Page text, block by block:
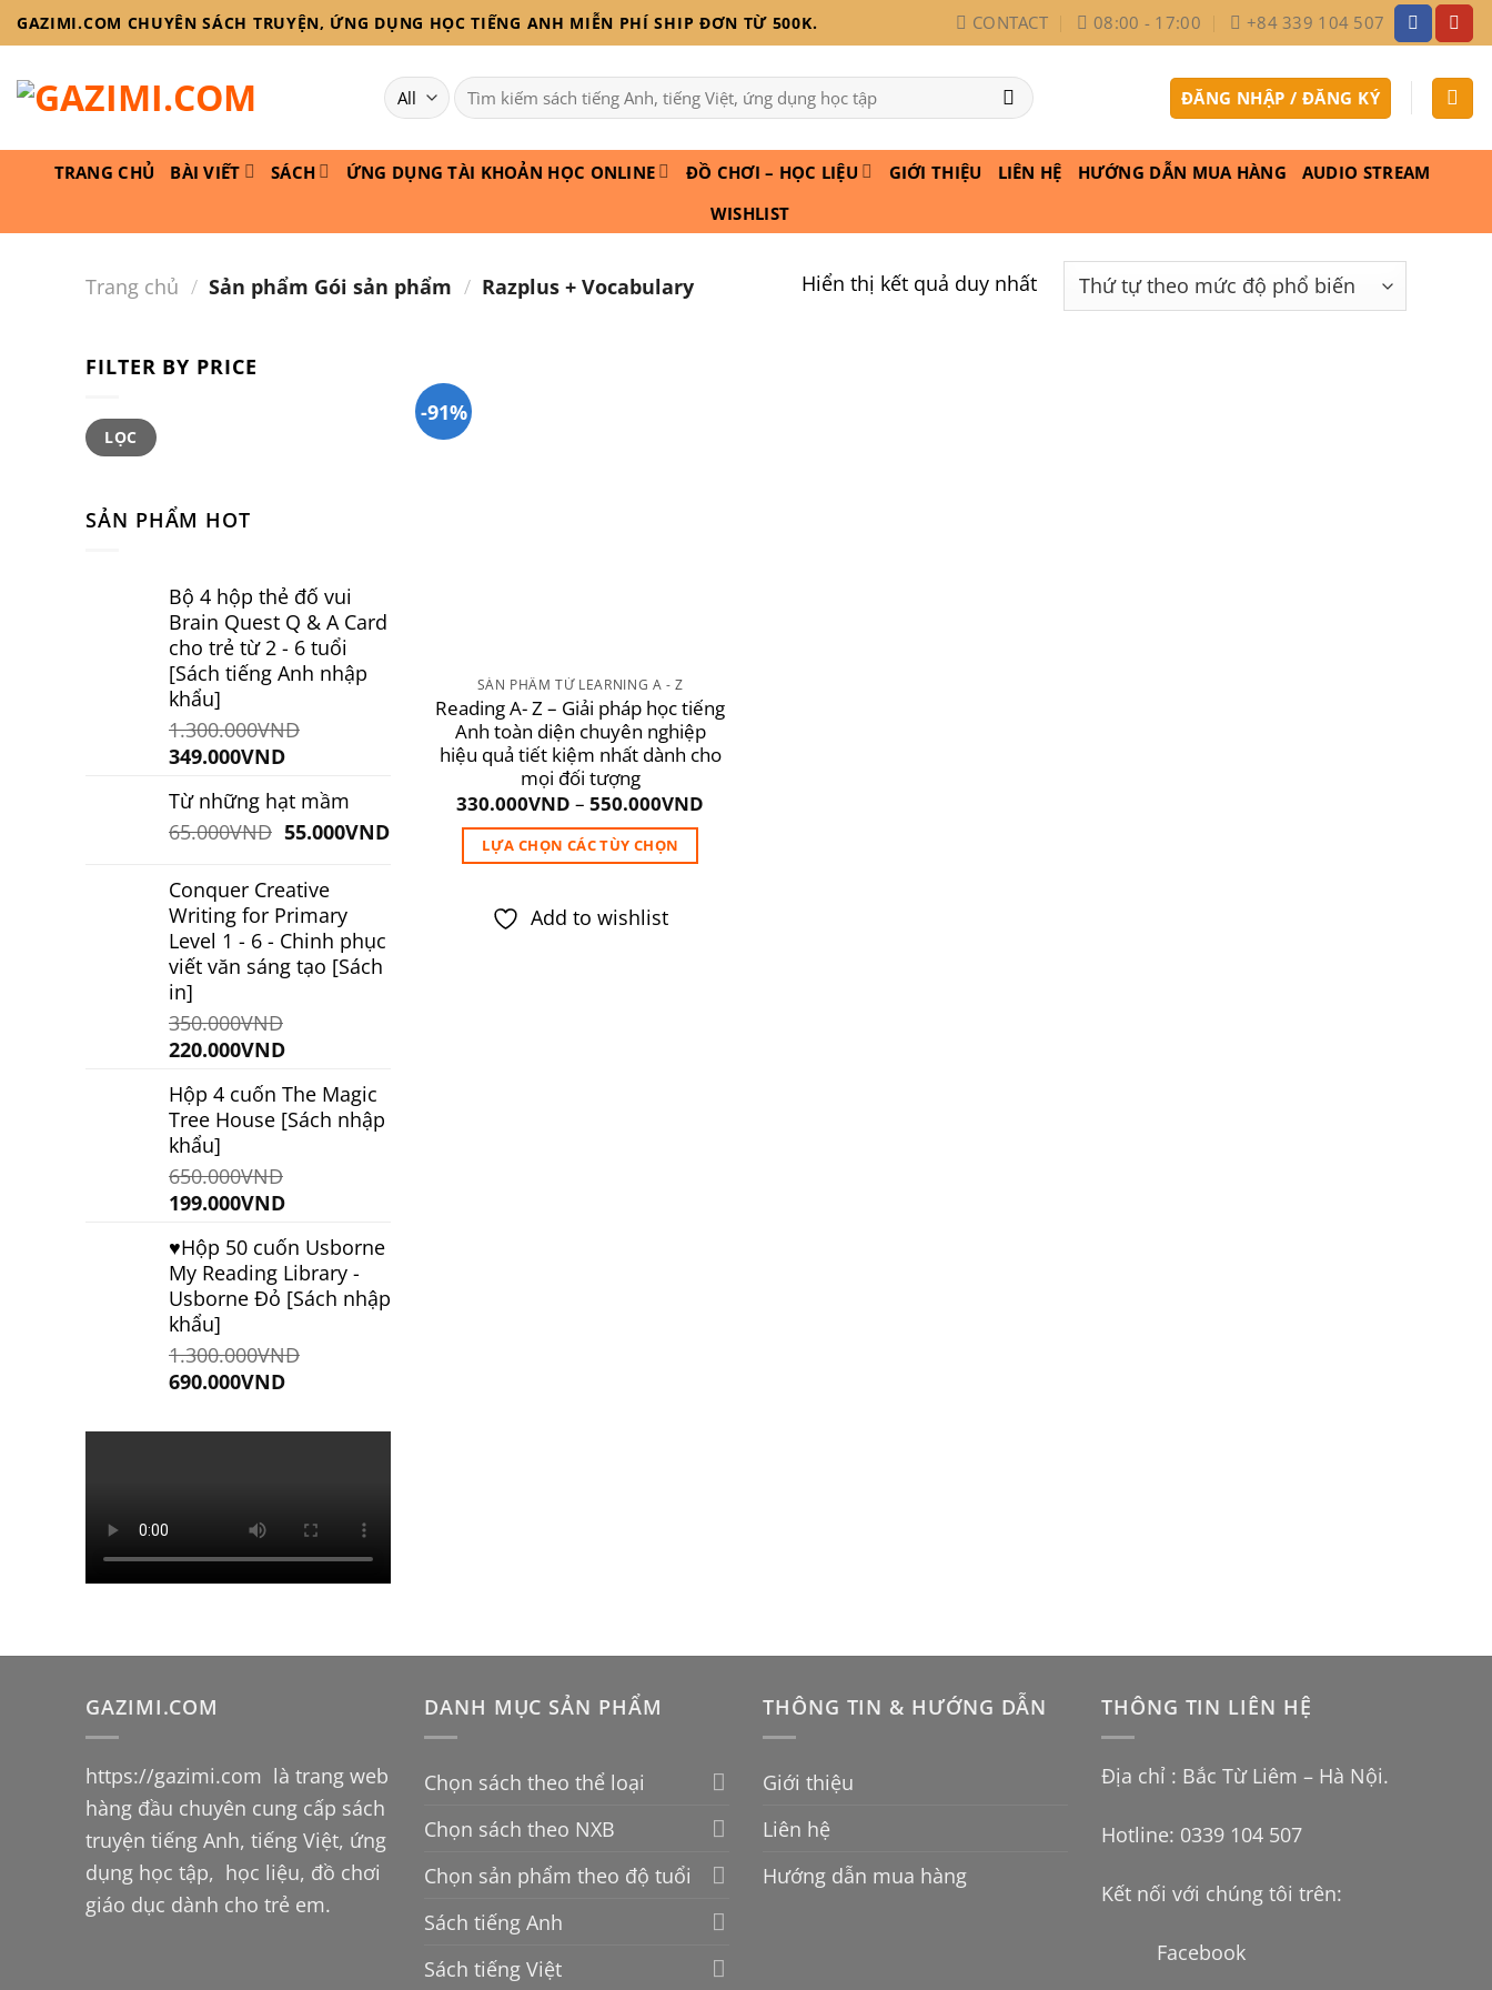
Skip
to
content
GAZIMI.COM CHUYÊN SÁCH TRUYỆN, ỨNG DỤNG HỌC TIẾNG ANH MIỄN PHÍ SHIP ĐƠN TỪ 500K. CONTACT 08:00 - 17:00 +84 339 104 507
Tìm
kiếm:
ĐĂNG NHẬP / ĐĂNG KÝ
TRANG CHỦ BÀI VIẾT SÁCH ỨNG DỤNG TÀI KHOẢN HỌC ONLINE ĐỒ CHƠI – HỌC LIỆU GIỚI THIỆU LIÊN HỆ HƯỚNG DẪN MUA HÀNG
AUDIO STREAM
WISHLIST
Trang chủ / Sản phẩm Gói sản phẩm / Razplus + Vocabulary Hiển thị kết quả duy nhất
FILTER BY PRICE
Giá
thấp
nhất
Giá
cao
nhất
LỌC
SẢN PHẨM HOT
Bộ 4 hộp thẻ đố vui
Brain Quest Q & A Card
cho trẻ từ 2 - 6 tuổi
[Sách tiếng Anh nhập
khẩu]
1.300.000VND
Giá
là:
1.300.000VND.
349.000VNDGiá
tại
là:
Từ những hạt mầm
65.000VND Giá
là:
65.000VND.
55.000VNDGiá
Conquer Creative
Writing for Primary
Level 1 - 6 - Chinh phục
viết văn sáng tạo [Sách
in]
350.000VND
Giá
là:
350.000VND.
220.000VNDGiá
tại
là:
Hộp 4 cuốn The Magic
Tree House [Sách nhập
khẩu]
650.000VND
Giá
là:
650.000VND.
199.000VNDGiá
tại
là:
199.000VND.
♥️Hộp 50 cuốn Usborne
My Reading Library -
Usborne Đỏ [Sách nhập
khẩu]
1.300.000VND
Giá
là:
690.000VNDGiá
tại
-91%
SẢN PHẨM TỪ LEARNING A - Z
Reading A- Z – Giải pháp học tiếng
Anh toàn diện chuyên nghiệp
hiệu quả tiết kiệm nhất dành cho
mọi đối tượng
330.000VND –550.000VND
LỰA CHỌN CÁC TÙY CHỌN
phẩm
Add to wishlist
GAZIMI.COM
https://gazimi.com là trang web
hàng đầu chuyên cung cấp sách
truyện tiếng Anh, tiếng Việt, ứng
dụng học tập, học liệu, đồ chơi
giáo dục dành cho trẻ em.
DANH MỤC SẢN PHẨM
Chọn sách theo thể loại
Chọn sách theo NXB
Chọn sản phẩm theo độ tuổi
Sách tiếng Anh
Sách tiếng Việt
THÔNG TIN & HƯỚNG DẪN
Giới thiệu
Liên hệ
Hướng dẫn mua hàng
THÔNG TIN LIÊN HỆ
Địa chỉ : Bắc Từ Liêm – Hà Nội.
Hotline: 0339 104 507
Kết nối với chúng tôi trên:
Facebook